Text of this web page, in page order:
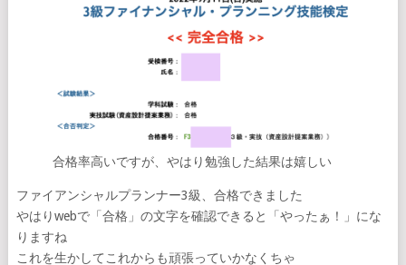
合格率高いですが、やはり勉強した結果は嬉しい
ファイアンシャルプランナー3級、合格できました
やはりwebで「合格」の文字を確認できると「やったぁ！」にな
りますね
これを生かしてこれからも頑張っていかなくちゃ